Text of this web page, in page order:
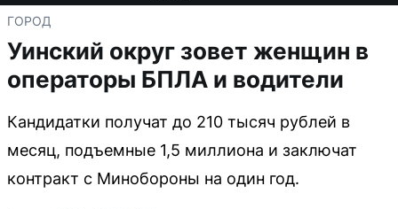
ГОРОД
Уинский округ зовет женщин в
операторы БПЛА и водители
Кандидатки получат до 210 тысяч рублей в
месяц, подъемные 1,5 миллиона и заключат
контракт с Минобороны на один год.